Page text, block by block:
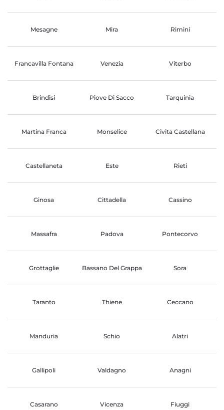
Mesagne Mira Rimini
Francavilla Fontana Venezia Viterbo
Brindisi Piove Di Sacco Tarquinia
Martina Franca Monselice Civita Castellana
Castellaneta Este Rieti
Ginosa Cittadella Cassino
Massafra Padova Pontecorvo
Grottaglie Bassano Del Grappa Sora
Taranto Thiene Ceccano
Manduria Schio Alatri
Gallipoli Valdagno Anagni
Casarano Vicenza Fiuggi